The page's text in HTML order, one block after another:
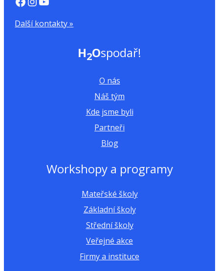
Další kontakty »
H2Ospodař!
O nás
Náš tým
Kde jsme byli
Partneři
Blog
Workshopy a programy
Mateřské školy
Základní školy
Střední školy
Veřejné akce
Firmy a instituce